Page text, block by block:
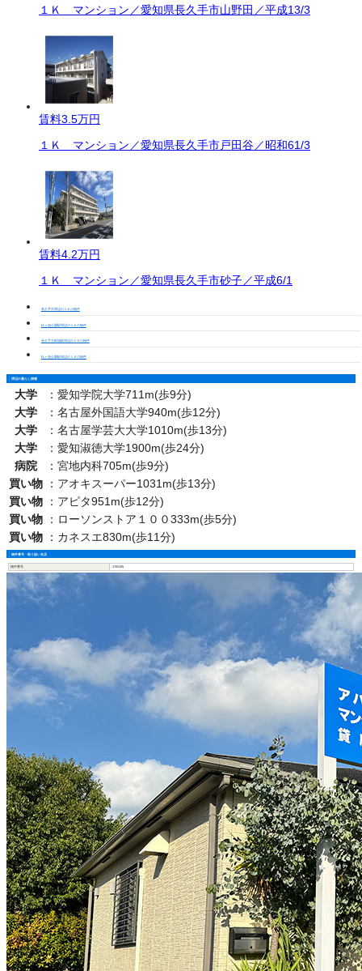
１Ｋ マンション／愛知県長久手市山野田／平成13/3
賃料3.5万円
１Ｋ マンション／愛知県長久手市戸田谷／昭和61/3
賃料4.2万円
１Ｋ マンション／愛知県長久手市砂子／平成6/1
長久手市周辺の１Ｋの物件
杁ヶ池公園駅周辺の１Ｋの物件
長久手古戦場駅周辺の１Ｋの物件
杁ヶ池公園駅周辺の１Ｋの物件
周辺の暮らし情報
大学 ： 愛知学院大学711m(歩9分)
大学
： 名古屋外国語大学940m(歩12分)
大学
： 名古屋学芸大大学1010m(歩13分)
大学
： 愛知淑徳大学1900m(歩24分)
病院
： 宮地内科705m(歩9分)
買い物
： アオキスーパー1031m(歩13分)
買い物
： アピタ951m(歩12分)
買い物
： ローソンストア１００333m(歩5分)
買い物
： カネスエ830m(歩11分)
物件番号・取り扱い支店
物件番号 1700105